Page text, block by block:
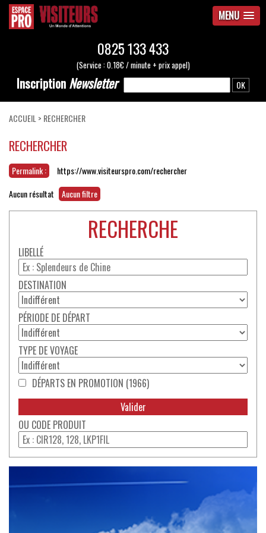
MENU
0825 133 433
(Service : 0.18€ / minute + prix appel)
InscriptionNewsletter
ACCUEIL > RECHERCHER
RECHERCHER
Permalink :
https://www.visiteurspro.com/rechercher
Aucun résultat
Aucun filtre
RECHERCHE
LIBELLÉ
DESTINATION
PÉRIODE DE DÉPART
TYPE DE VOYAGE
DÉPARTS EN PROMOTION (1966)
CODE PRODUIT